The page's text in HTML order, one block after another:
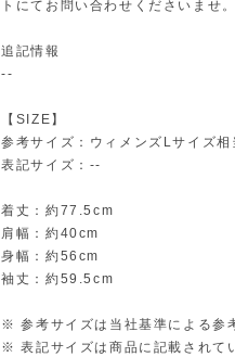
トにてお問い合わせくださいませ。
追記情報
--
【SIZE】
参考サイズ：ウィメンズLサイズ相
表記サイズ：--
着丈：約77.5cm
肩幅：約40cm
身幅：約56cm
袖丈：約59.5cm
※ 参考サイズは当社基準による参
※ 表記サイズは商品に記載されて